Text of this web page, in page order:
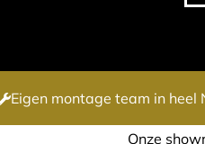
Eigen montage team in heel
showroom is geopend op